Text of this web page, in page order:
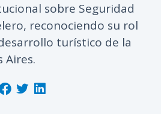
p
a
l
sobre Seguridad
reconociendo su rol
turístico de la
Aires.